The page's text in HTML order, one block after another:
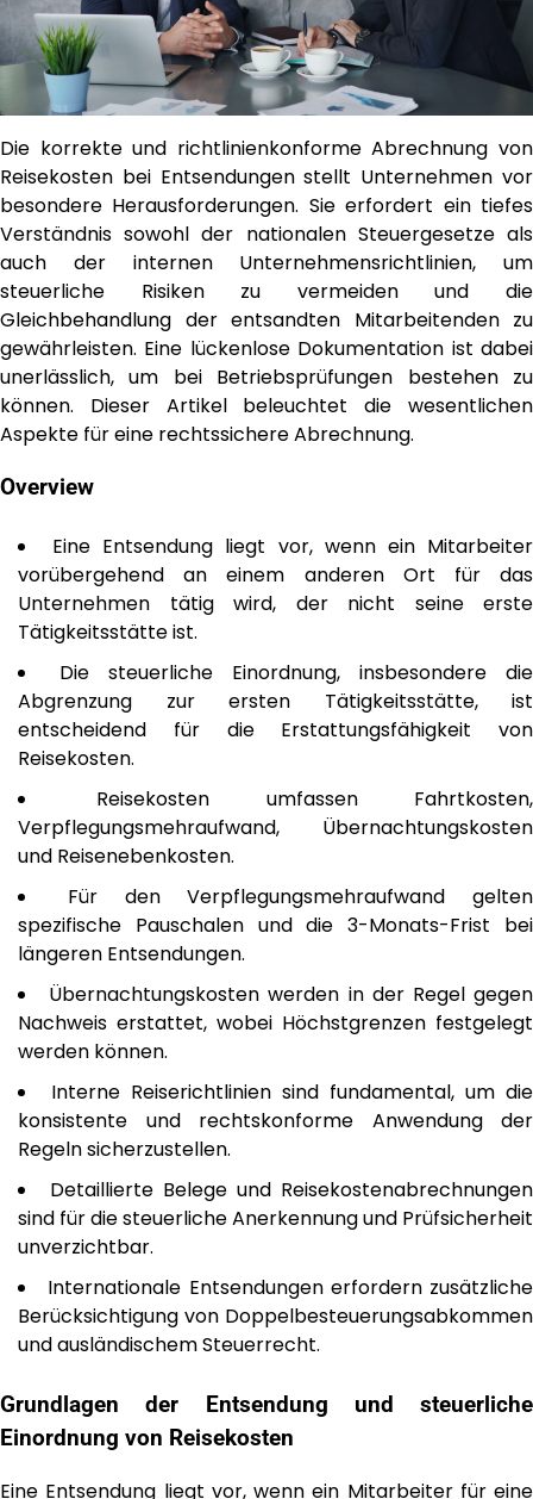
Die korrekte und richtlinienkonforme Abrechnung von
Reisekosten bei Entsendungen stellt Unternehmen vor
besondere Herausforderungen. Sie erfordert ein tiefes
Verständnis sowohl der nationalen Steuergesetze als
auch der internen Unternehmensrichtlinien, um
steuerliche Risiken zu vermeiden und die
Gleichbehandlung der entsandten Mitarbeitenden zu
gewährleisten. Eine lückenlose Dokumentation ist dabei
unerlässlich, um bei Betriebsprüfungen bestehen zu
können. Dieser Artikel beleuchtet die wesentlichen
Aspekte für eine rechtssichere Abrechnung.
Overview
Eine Entsendung liegt vor, wenn ein Mitarbeiter
vorübergehend an einem anderen Ort für das
Unternehmen tätig wird, der nicht seine erste
Tätigkeitsstätte ist.
Die steuerliche Einordnung, insbesondere die
Abgrenzung zur ersten Tätigkeitsstätte, ist
entscheidend für die Erstattungsfähigkeit von
Reisekosten.
Reisekosten umfassen Fahrtkosten,
Verpflegungsmehraufwand, Übernachtungskosten
und Reisenebenkosten.
Für den Verpflegungsmehraufwand gelten
spezifische Pauschalen und die 3-Monats-Frist bei
längeren Entsendungen.
Übernachtungskosten werden in der Regel gegen
Nachweis erstattet, wobei Höchstgrenzen festgelegt
werden können.
Interne Reiserichtlinien sind fundamental, um die
konsistente und rechtskonforme Anwendung der
Regeln sicherzustellen.
Detaillierte Belege und Reisekostenabrechnungen
sind für die steuerliche Anerkennung und Prüfsicherheit
unverzichtbar.
Internationale Entsendungen erfordern zusätzliche
Berücksichtigung von Doppelbesteuerungsabkommen
und ausländischem Steuerrecht.
Grundlagen der Entsendung und steuerliche
Einordnung von Reisekosten
Eine Entsendung liegt vor, wenn ein Mitarbeiter für eine